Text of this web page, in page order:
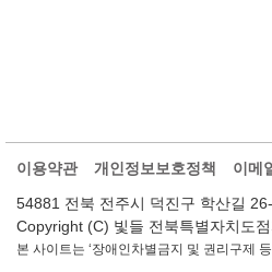
이용약관 개인정보보호정책
이메
54881 전북 전주시 덕진구 학산길
Copyright (C) 빛들 전북특별자치도
본 사이트는 ‘장애인차별금지 및 권리구제